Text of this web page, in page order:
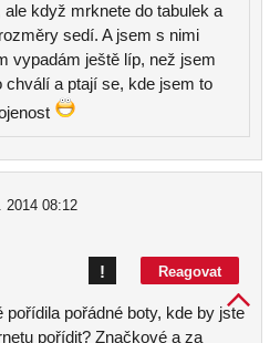
když mrknete do tabulek a
sedí. A jsem s nimi
vypadám ještě líp, než jsem
a ptají se, kde jsem to
2014 08:12
Reagovat
!
pořádné boty, kde by jste
pořídit? Značkové a za